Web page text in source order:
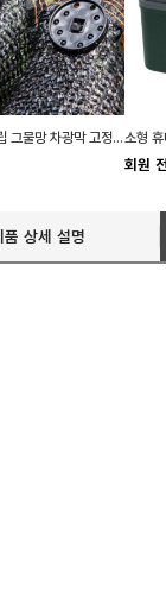
하우스 텃밭 클립 그물망 차광막 고정 농업용 비닐
회원
품 상세 설명